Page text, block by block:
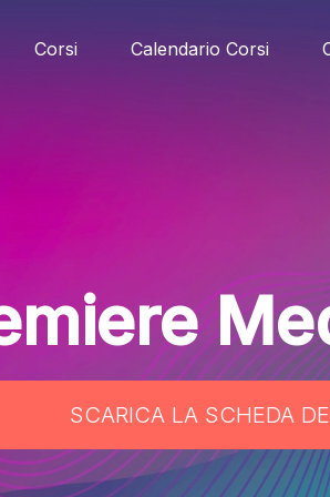
Corsi Calendario Corsi
SCARICA LA SCHEDA